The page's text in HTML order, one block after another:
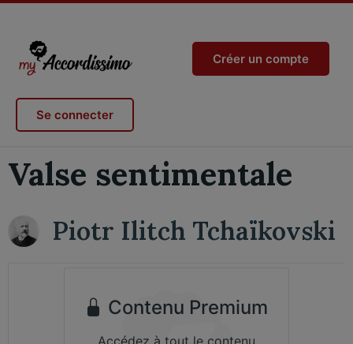
Créer un compte
Se connecter
Valse sentimentale
Piotr Ilitch Tchaïkovski
Contenu Premium